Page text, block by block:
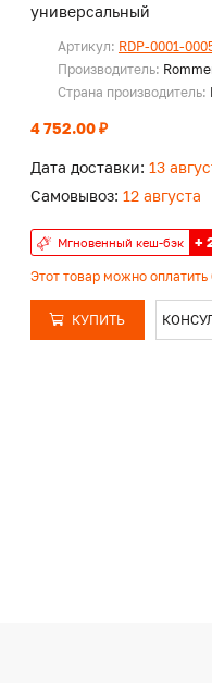
универсальный
Артикул: RDP-0001-
Производитель:
Страна производитель:
4 752.00 ₽
Дата доставки: 13
Самовывоз: 12 августа
Мгновенный кеш-бэк +
Этот товар можно
КУПИТЬ